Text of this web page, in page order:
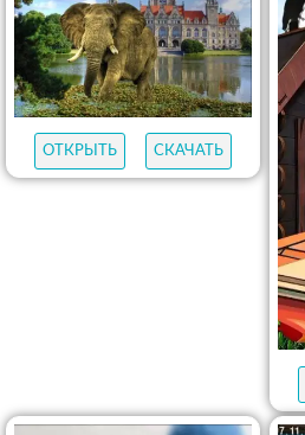
ОТКРЫТЬ СКАЧАТЬ